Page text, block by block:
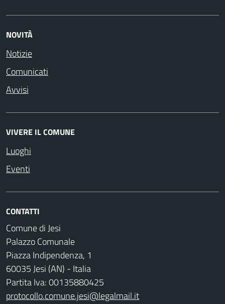
NOVITÀ
Notizie
Comunicati
Avvisi
VIVERE IL COMUNE
Luoghi
Eventi
CONTATTI
Comune di Jesi
Palazzo Comunale
Piazza Indipendenza, 1
60035 Jesi (AN) - Italia
Partita Iva: 00135880425
protocollo.comune.jesi@legalmail.it